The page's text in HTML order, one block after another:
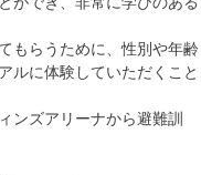
もらうために、性別や年齢
ルに体験していただくこと
ンズアリーナから避難訓